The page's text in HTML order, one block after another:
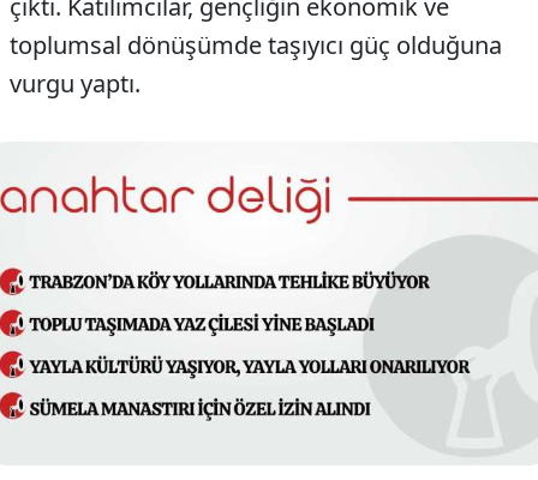
çıktı. Katılımcılar, gençliğin ekonomik ve
toplumsal dönüşümde taşıyıcı güç olduğuna
vurgu yaptı.